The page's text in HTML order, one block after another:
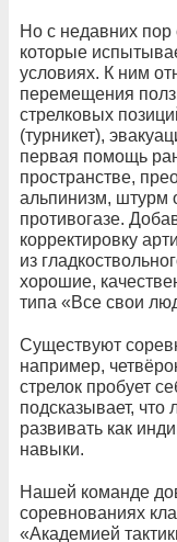
Но с недавних пор
которые
условиях. К ним
перемещения
стрелковых
(турникет),
первая помощь
пространстве,
альпинизм, штурм
противогазе.
корректировку
из
хорошие,
типа «Все свои
Существуют
например,
стрелок пробует
подсказывает,
развивать как
навыки.
Нашей команде
соревнованиях
«Академией